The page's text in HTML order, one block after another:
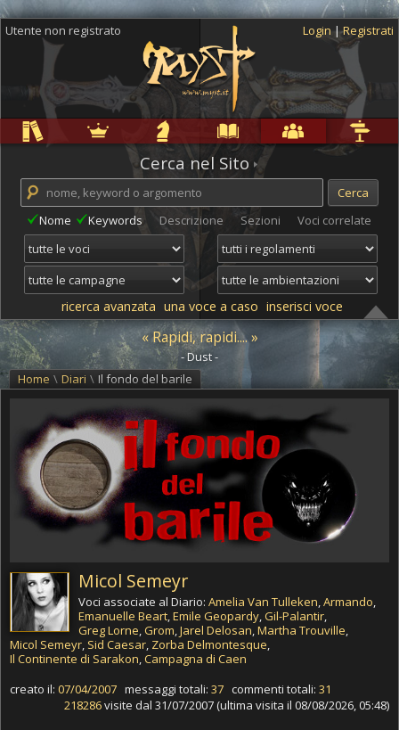
Utente non registrato Login |Registrati
Cerca nel Sito
Nome Keywords Descrizione Sezioni Voci correlate
ricerca avanzata una voce a caso inserisci voce
« Rapidi, rapidi.... »
- Dust -
Home \ Diari \ Il fondo del barile
Micol Semeyr
Voci associate al Diario: Amelia Van Tulleken,Armando,
Emanuelle Beart,Emile Geopardy,Gil-Palantir,
Greg Lorne,Grom,Jarel Delosan,Martha Trouville,
Micol Semeyr, Sid Caesar, Zorba Delmontesque,
Il Continente di Sarakon,Campagna di Caen
creato il: 07/04/2007 messaggi totali: 37 commenti totali: 31
218286visite dal 31/07/2007 (ultima visita il 08/08/2026, 05:48)